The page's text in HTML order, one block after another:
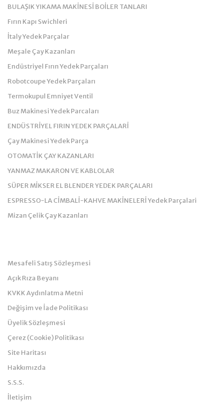
BULAŞIK YIKAMA MAKİNESİ BOİLER TANLARI
Fırın Kapı Swichleri
İtaly Yedek Parçalar
Meşale Çay Kazanları
Endüstriyel Fırın Yedek Parçaları
Robotcoupe Yedek Parçaları
Termokupul Emniyet Ventil
Buz Makinesi Yedek Parcaları
ENDÜSTRİYEL FIRIN YEDEK PARÇALARİ
Çay Makinesi Yedek Parça
OTOMATİK ÇAY KAZANLARI
YANMAZ MAKARON VE KABLOLAR
SÜPER MİKSER EL BLENDER YEDEK PARÇALARI
ESPRESSO-LA CİMBALİ-KAHVE MAKİNELERİ Yedek Parçalari
Mizan Çelik Çay Kazanları
Mesafeli Satış Sözleşmesi
Açık Rıza Beyanı
KVKK Aydınlatma Metni
Değişim ve İade Politikası
Üyelik Sözleşmesi
Çerez (Cookie) Politikası
Site Haritası
Hakkımızda
S.S.S.
İletişim